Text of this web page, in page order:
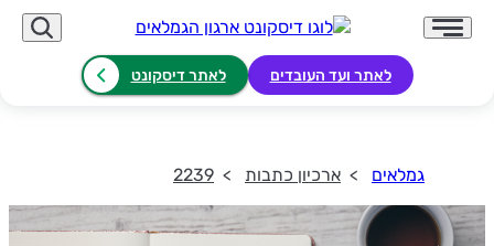
לאתר ועד העובדים לאתר דיסקונט
גמלאים ארכיון כתבות 2239